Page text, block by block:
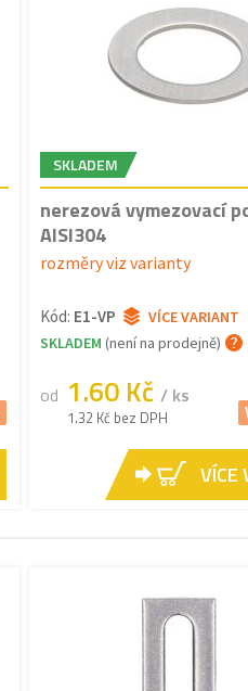
SKLADEM
nerezová vymezovací
AISI304
rozměry viz varianty
Kód: E1-VP
VÍCE VARIANT
SKLADEM (není na prodejně)
od 1.60 Kč / ks
1.32 Kč bez DPH
VÍCE